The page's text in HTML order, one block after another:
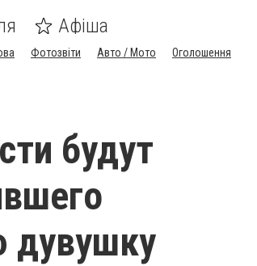
Афіша
Фотозвіти Авто / Мото Оголошення
будут
дувушку